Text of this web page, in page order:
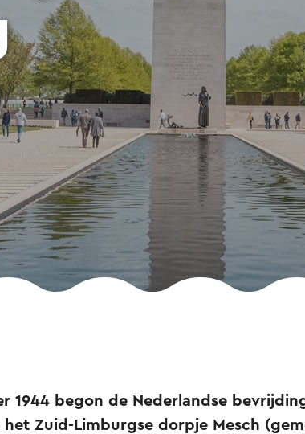
1944 begon de Nederlandse
Zuid-Limburgse dorpje Mesch